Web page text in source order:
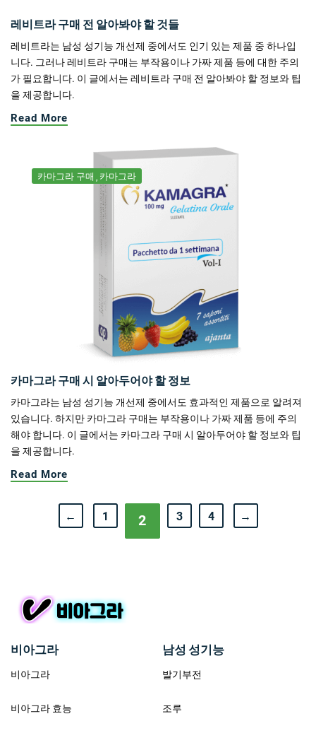
레비트라 구매 전 알아봐야 할 것들
레비트라는 남성 성기능 개선제 중에서도 인기 있는 제품 중 하나입
니다. 그러나 레비트라 구매는 부작용이나 가짜 제품 등에 대한 주의
가 필요합니다. 이 글에서는 레비트라 구매 전 알아봐야 할 정보와 팁
을 제공합니다.
Read More
카마그라 구매 카마그라
카마그라 구매 시 알아두어야 할 정보
카마그라는 남성 성기능 개선제 중에서도 효과적인 제품으로 알려져
있습니다. 하지만 카마그라 구매는 부작용이나 가짜 제품 등에 주의
해야 합니다. 이 글에서는 카마그라 구매 시 알아두어야 할 정보와 팁
을 제공합니다.
Read More
← 1 2 3 4 →
비아그라
비아그라
비아그라 효능
남성 성기능
발기부전
조루